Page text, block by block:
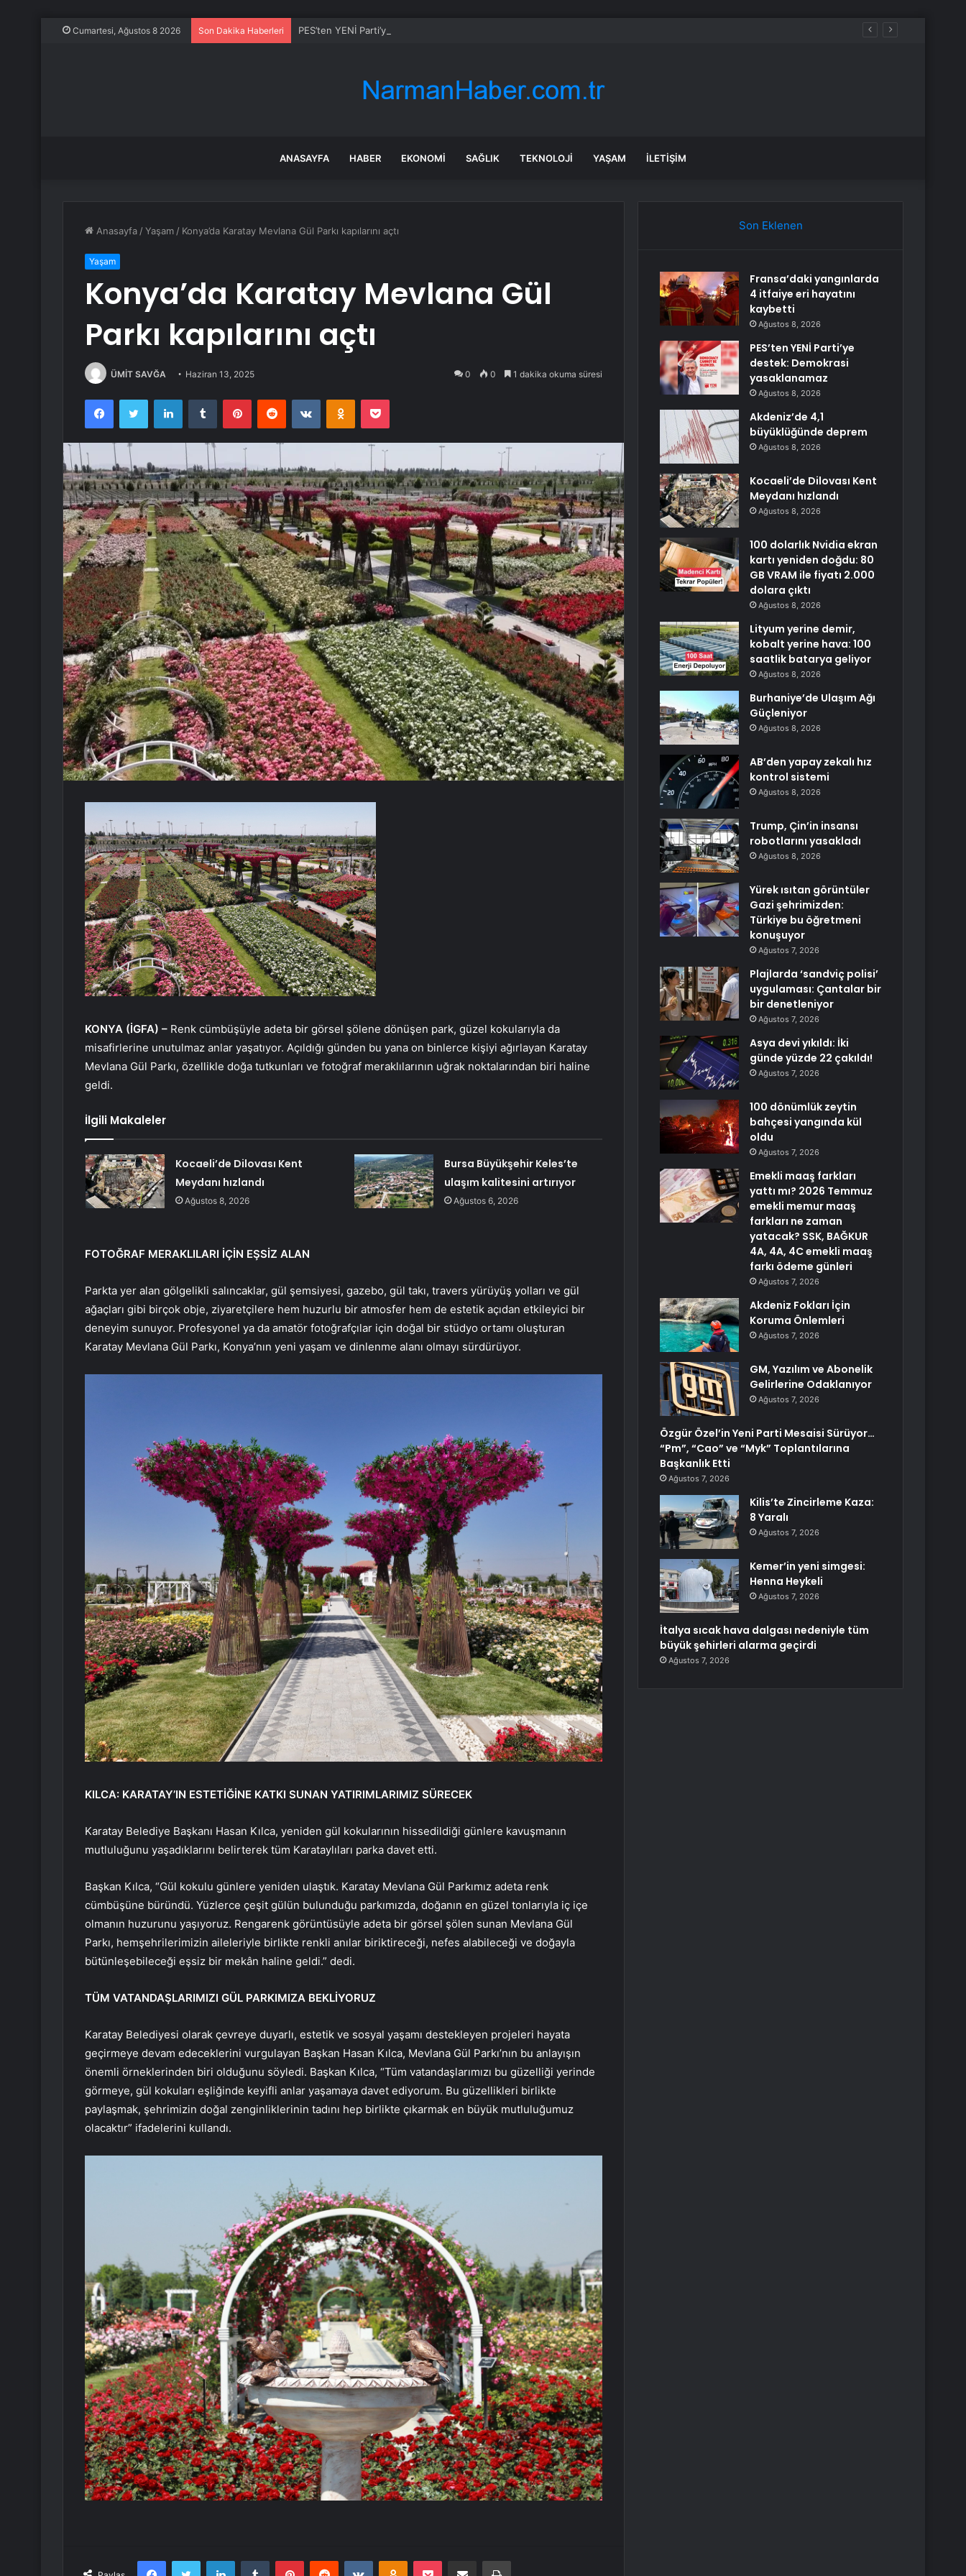
Cumartesi, Ağustos 8 2026 Son Dakika Haberleri PES’ten YENİ Parti’ye destek: Demokrasi yasaklanamaz
ANASAYFA HABER EKONOMI SAĞLIK TEKNOLOJI YAŞAM İLETIŞIM
Anasayfa /Yaşam / Konya’da Karatay Mevlana Gül Parkı kapılarını açtı
Yaşam
Konya’da Karatay Mevlana Gül
Parkı kapılarını açtı
ÜMİT SAVĞA Haziran 13, 2025 0 0 1 dakika okuma süresi
FacebookTwitter LinkedInTumblr PinterestReddit VKontakteOdnoklassniki
Pocket
KONYA (İGFA) – Renk cümbüşüyle adeta bir görsel şölene dönüşen park, güzel kokularıyla da
misafirlerine unutulmaz anlar yaşatıyor. Açıldığı günden bu yana on binlerce kişiyi ağırlayan Karatay
Mevlana Gül Parkı, özellikle doğa tutkunları ve fotoğraf meraklılarının uğrak noktalarından biri haline
geldi.
İlgili Makaleler
Kocaeli’de Dilovası Kent
Meydanı hızlandı
Ağustos 8, 2026
Bursa Büyükşehir Keles’te
ulaşım kalitesini artırıyor
Ağustos 6, 2026
FOTOĞRAF MERAKLILARI İÇİN EŞSİZ ALAN
Parkta yer alan gölgelikli salıncaklar, gül şemsiyesi, gazebo, gül takı, travers yürüyüş yolları ve gül
ağaçları gibi birçok obje, ziyaretçilere hem huzurlu bir atmosfer hem de estetik açıdan etkileyici bir
deneyim sunuyor. Profesyonel ya da amatör fotoğrafçılar için doğal bir stüdyo ortamı oluşturan
Karatay Mevlana Gül Parkı, Konya’nın yeni yaşam ve dinlenme alanı olmayı sürdürüyor.
KILCA: KARATAY’IN ESTETİĞİNE KATKI SUNAN YATIRIMLARIMIZ SÜRECEK
Karatay Belediye Başkanı Hasan Kılca, yeniden gül kokularının hissedildiği günlere kavuşmanın
mutluluğunu yaşadıklarını belirterek tüm Karataylıları parka davet etti.
Başkan Kılca, “Gül kokulu günlere yeniden ulaştık. Karatay Mevlana Gül Parkımız adeta renk
cümbüşüne büründü. Yüzlerce çeşit gülün bulunduğu parkımızda, doğanın en güzel tonlarıyla iç içe
olmanın huzurunu yaşıyoruz. Rengarenk görüntüsüyle adeta bir görsel şölen sunan Mevlana Gül
Parkı, hemşehrilerimizin aileleriyle birlikte renkli anılar biriktireceği, nefes alabileceği ve doğayla
bütünleşebileceği eşsiz bir mekân haline geldi.” dedi.
TÜM VATANDAŞLARIMIZI GÜL PARKIMIZA BEKLİYORUZ
Karatay Belediyesi olarak çevreye duyarlı, estetik ve sosyal yaşamı destekleyen projeleri hayata
geçirmeye devam edeceklerini vurgulayan Başkan Hasan Kılca, Mevlana Gül Parkı’nın bu anlayışın
önemli örneklerinden biri olduğunu söyledi. Başkan Kılca, “Tüm vatandaşlarımızı bu güzelliği yerinde
görmeye, gül kokuları eşliğinde keyifli anlar yaşamaya davet ediyorum. Bu güzellikleri birlikte
paylaşmak, şehrimizin doğal zenginliklerinin tadını hep birlikte çıkarmak en büyük mutluluğumuz
olacaktır” ifadelerini kullandı.
FacebookTwitter LinkedInTumblr PinterestReddit VKontakteOdnoklassniki
Pocket E-Posta ile paylaş Yazdır
Son Eklenen
Fransa’daki yangınlarda
4 itfaiye eri hayatını
kaybetti
Ağustos 8, 2026
PES’ten YENİ Parti’ye
destek: Demokrasi
yasaklanamaz
Ağustos 8, 2026
Akdeniz’de 4,1
büyüklüğünde deprem
Ağustos 8, 2026
Kocaeli’de Dilovası Kent
Meydanı hızlandı
Ağustos 8, 2026
100 dolarlık Nvidia ekran
kartı yeniden doğdu: 80
GB VRAM ile fiyatı 2.000
dolara çıktı
Ağustos 8, 2026
Lityum yerine demir,
kobalt yerine hava: 100
saatlik batarya geliyor
Ağustos 8, 2026
Burhaniye’de Ulaşım Ağı
Güçleniyor
Ağustos 8, 2026
AB’den yapay zekalı hız
kontrol sistemi
Ağustos 8, 2026
Trump, Çin’in insansı
robotlarını yasakladı
Ağustos 8, 2026
Yürek ısıtan görüntüler
Gazi şehrimizden:
Türkiye bu öğretmeni
konuşuyor
Ağustos 7, 2026
Plajlarda ‘sandviç polisi’
uygulaması: Çantalar bir
bir denetleniyor
Ağustos 7, 2026
Asya devi yıkıldı: İki
günde yüzde 22 çakıldı!
Ağustos 7, 2026
100 dönümlük zeytin
bahçesi yangında kül
oldu
Ağustos 7, 2026
Emekli maaş farkları
yattı mı? 2026 Temmuz
emekli memur maaş
farkları ne zaman
yatacak? SSK, BAĞKUR
4A, 4A, 4C emekli maaş
farkı ödeme günleri
Ağustos 7, 2026
Akdeniz Fokları İçin
Koruma Önlemleri
Ağustos 7, 2026
GM, Yazılım ve Abonelik
Gelirlerine Odaklanıyor
Ağustos 7, 2026
Özgür Özel’in Yeni Parti Mesaisi Sürüyor…
“Pm”, “Cao” ve “Myk” Toplantılarına
Başkanlık Etti
Ağustos 7, 2026
Kilis’te Zincirleme Kaza:
8 Yaralı
Ağustos 7, 2026
Kemer’in yeni simgesi:
Henna Heykeli
Ağustos 7, 2026
İtalya sıcak hava dalgası nedeniyle tüm
büyük şehirleri alarma geçirdi
Ağustos 7, 2026